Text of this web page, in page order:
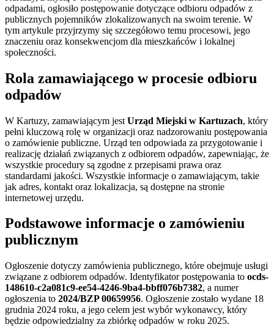
odpadami, ogłosiło postępowanie dotyczące odbioru odpadów z
publicznych pojemników zlokalizowanych na swoim terenie. W
tym artykule przyjrzymy się szczegółowo temu procesowi, jego
znaczeniu oraz konsekwencjom dla mieszkańców i lokalnej
społeczności.
Rola zamawiającego w procesie odbioru
odpadów
W Kartuzy, zamawiającym jest Urząd Miejski w Kartuzach, który
pełni kluczową rolę w organizacji oraz nadzorowaniu postępowania
o zamówienie publiczne. Urząd ten odpowiada za przygotowanie i
realizację działań związanych z odbiorem odpadów, zapewniając, że
wszystkie procedury są zgodne z przepisami prawa oraz
standardami jakości. Wszystkie informacje o zamawiającym, takie
jak adres, kontakt oraz lokalizacja, są dostępne na stronie
internetowej urzędu.
Podstawowe informacje o zamówieniu
publicznym
Ogłoszenie dotyczy zamówienia publicznego, które obejmuje usługi
związane z odbiorem odpadów. Identyfikator postępowania to ocds-
148610-c2a081c9-ee54-4246-9ba4-bbff076b7382, a numer
ogłoszenia to 2024/BZP 00659956. Ogłoszenie zostało wydane 18
grudnia 2024 roku, a jego celem jest wybór wykonawcy, który
będzie odpowiedzialny za zbiórkę odpadów w roku 2025.